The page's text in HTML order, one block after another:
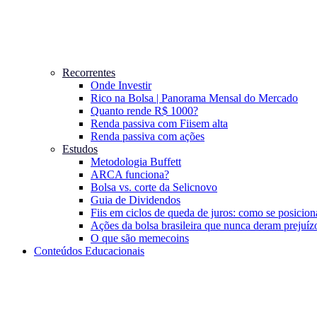
Recorrentes
Onde Investir
Rico na Bolsa | Panorama Mensal do Mercado
Quanto rende R$ 1000?
Renda passiva com Fiisem alta
Renda passiva com ações
Estudos
Metodologia Buffett
ARCA funciona?
Bolsa vs. corte da Selicnovo
Guia de Dividendos
Fiis em ciclos de queda de juros: como se
Ações da bolsa brasileira que nunca deram
O que são memecoins
Conteúdos Educacionais